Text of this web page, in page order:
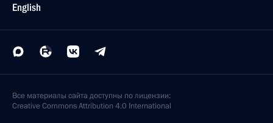
English
Все материалы сайта доступны по лицензии:
Creative Commons Attribution 4.0 International